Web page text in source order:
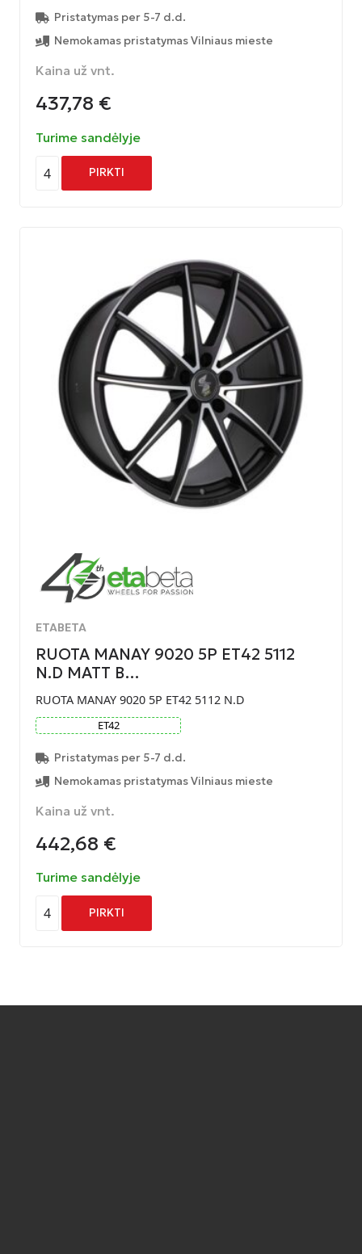
Pristatymas per 5-7 d.d.
Nemokamas pristatymas Vilniaus mieste
Kaina už vnt.
437,78 €
Turime sandėlyje
4 PIRKTI
ETABETA
RUOTA MANAY 9020 5P ET42 5112
N.D MATT B…
RUOTA MANAY 9020 5P ET42 5112 N.D
ET42
Pristatymas per 5-7 d.d.
Nemokamas pristatymas Vilniaus mieste
Kaina už vnt.
442,68 €
Turime sandėlyje
4 PIRKTI